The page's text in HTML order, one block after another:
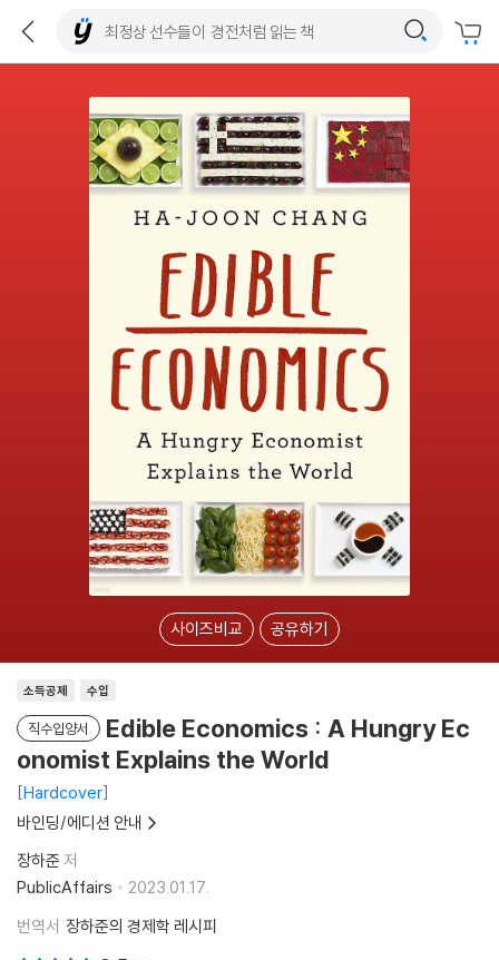
사이즈비교 공유하기
소득공제 수입
직수입양서
Edible Economics : A Hungry Ec
onomist Explains the World
Hardcover
바인딩/에디션 안내
장하준 저
PublicAffairs
2023.01.17.
번역서 장하준의 경제학 레시피